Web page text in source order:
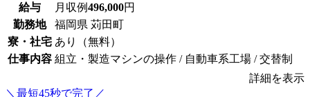
給与 月収例496,000円
勤務地
福岡県 苅田町
寮・社宅 あり（無料）
仕事内容 組立・製造マシンの操作 / 自動車系工場 / 交替制
詳細を表示
＼最短45秒で完了／